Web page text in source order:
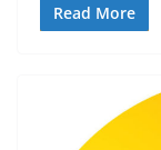
Read More